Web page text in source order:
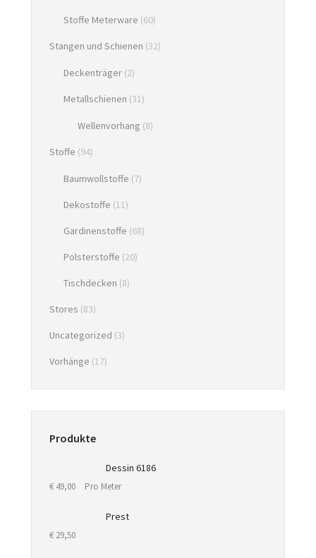
Stoffe Meterware (60)
Stangen und Schienen (32)
Deckenträger (2)
Metallschienen (31)
Wellenvorhang (8)
Stoffe (94)
Baumwollstoffe (7)
Dekostoffe (11)
Gardinenstoffe (68)
Polsterstoffe (20)
Tischdecken (8)
Stores (83)
Uncategorized (3)
Vorhänge (17)
Produkte
Dessin 6186
€ 49,00 Pro Meter
Prest
€ 29,50